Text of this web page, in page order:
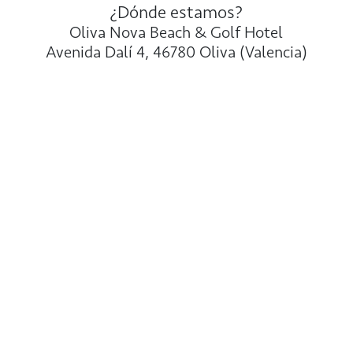
¿Dónde estamos?
Oliva Nova Beach & Golf Hotel
Avenida Dalí 4, 46780 Oliva (Valencia)